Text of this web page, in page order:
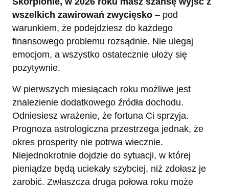
wszelkich zawirowań zwycięsko – pod
warunkiem, że podejdziesz do każdego
finansowego problemu rozsądnie. Nie ulegaj
emocjom, a wszystko ostatecznie ułoży się
pozytywnie.
W pierwszych miesiącach roku możliwe jest
znalezienie dodatkowego źródła dochodu.
Odniesiesz wrażenie, że fortuna Ci sprzyja.
Prognoza astrologiczna przestrzega jednak, że
okres prosperity nie potrwa wiecznie.
Niejednokrotnie dojdzie do sytuacji, w której
pieniądze będą uciekały szybciej, niż zdołasz je
zarobić. Zwłaszcza druga połowa roku może